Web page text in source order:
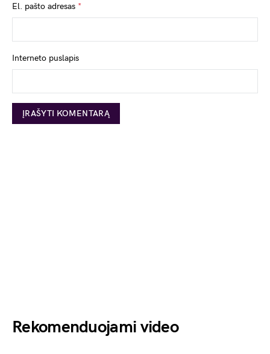
El. pašto adresas *
Interneto puslapis
Rekomenduojami video